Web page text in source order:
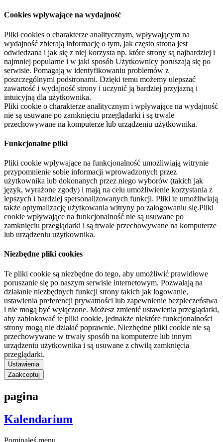
Cookies wpływające na wydajność
Pliki cookies o charakterze analitycznym, wpływającym na
wydajność zbierają informację o tym, jak często strona jest
odwiedzana i jak się z niej korzysta np. które strony są najbardziej i
najmniej popularne i w jaki sposób Użytkownicy poruszają się po
serwisie. Pomagają w identyfikowaniu problemów z
poszczególnymi podstronami. Dzięki temu możemy ulepszać
zawartość i wydajność strony i uczynić ją bardziej przyjazną i
intuicyjną dla użytkownika.
Pliki cookie o charakterze analitycznym i wpływające na wydajność
nie są usuwane po zamknięciu przeglądarki i są trwale
przechowywane na komputerze lub urządzeniu użytkownika.
Funkcjonalne pliki
Pliki cookie wpływające na funkcjonalność umożliwiają witrynie
przypomnienie sobie informacji wprowadzonych przez
użytkownika lub dokonanych przez niego wyborów (takich jak
język, wyrażone zgody) i mają na celu umożliwienie korzystania z
lepszych i bardziej spersonalizowanych funkcji. Pliki te umożliwiają
także optymalizację użytkowania witryny po zalogowaniu się.Pliki
cookie wpływające na funkcjonalność nie są usuwane po
zamknięciu przeglądarki i są trwale przechowywane na komputerze
lub urządzeniu użytkownika.
Niezbędne pliki cookies
Te pliki cookie są niezbędne do tego, aby umożliwić prawidłowe
poruszanie się po naszym serwisie internetowym. Pozwalają na
działanie niezbędnych funkcji strony takich jak logowanie,
ustawienia preferencji prywatności lub zapewnienie bezpieczeństwa
i nie mogą być wyłączone. Możesz zmienić ustawienia przeglądarki,
aby zablokować te pliki cookie, jednakże niektóre funkcjonalności
strony mogą nie działać poprawnie. Niezbędne pliki cookie nie są
przechowywane w trwały sposób na komputerze lub innym
urządzeniu użytkownika i są usuwane z chwilą zamknięcia
przeglądarki.
Ustawienia
Zaakceptuj
pagina
Kalendarium